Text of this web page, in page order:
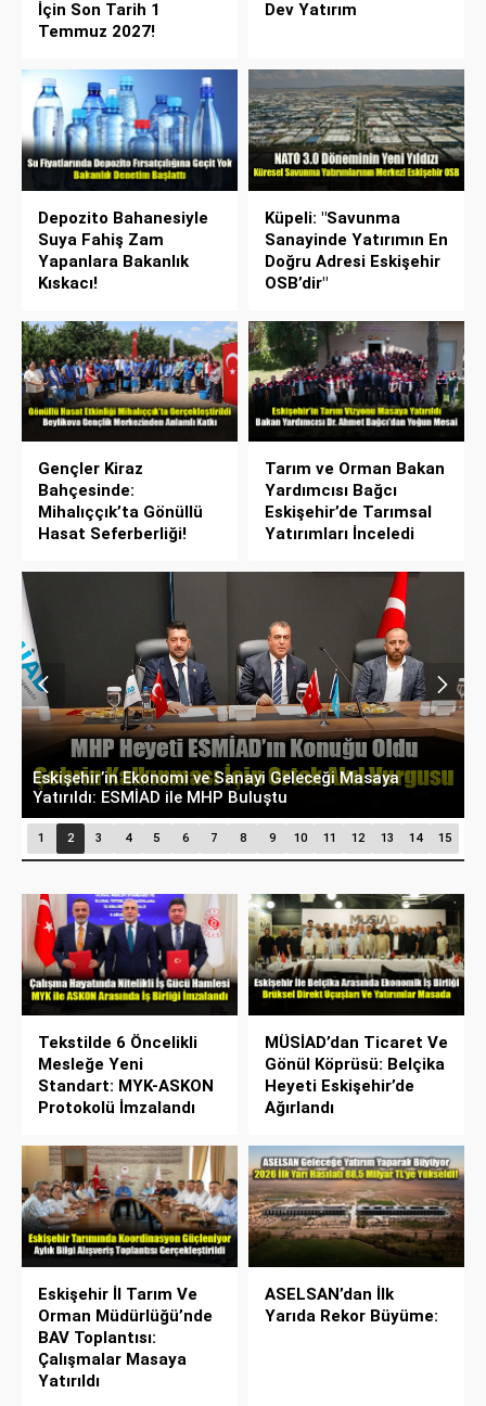
İçin Son Tarih 1
Temmuz 2027!
Dev Yatırım
Depozito Bahanesiyle
Suya Fahiş Zam
Yapanlara Bakanlık
Kıskacı!
Küpeli: "Savunma
Sanayinde Yatırımın En
Doğru Adresi Eskişehir
OSB’dir"
Gençler Kiraz
Bahçesinde:
Mihalıççık’ta Gönüllü
Hasat Seferberliği!
Tarım ve Orman Bakan
Yardımcısı Bağcı
Eskişehir’de Tarımsal
Yatırımları İnceledi
Belçika’dan Eskişehir’e Ticaret Köprüsü: Belediye
Başkanı Emir Kır MÜSİAD’ı Ziyaret Etti
1 2 3 4 5 6 7 8 9 10 11 12 13 14 15
Tekstilde 6 Öncelikli
Mesleğe Yeni
Standart: MYK-ASKON
Protokolü İmzalandı
MÜSİAD’dan Ticaret Ve
Gönül Köprüsü: Belçika
Heyeti Eskişehir’de
Ağırlandı
Eskişehir İl Tarım Ve
Orman Müdürlüğü’nde
BAV Toplantısı:
Çalışmalar Masaya
Yatırıldı
ASELSAN’dan İlk
Yarıda Rekor Büyüme: